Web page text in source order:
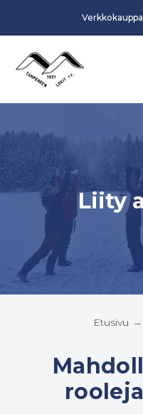
Verkkokauppa
Liity
Etusivu →